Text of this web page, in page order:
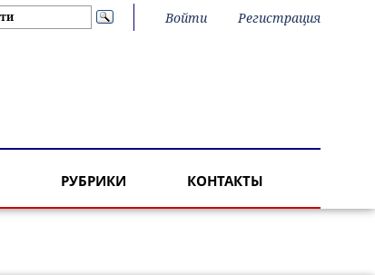
Войти Регистрация
РУБРИКИ КОНТАКТЫ